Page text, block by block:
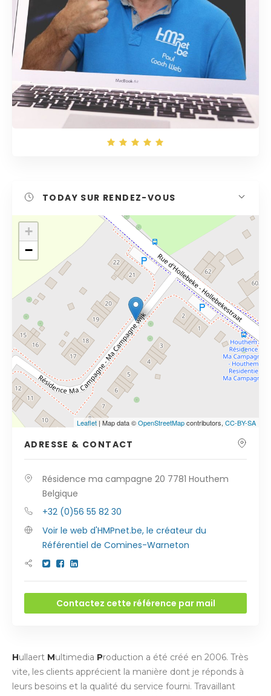
TODAY SUR RENDEZ-VOUS
Cliquez sur le bouton pour afficher la carte.
Voir la carte
+
−
Leaflet | Map data ©OpenStreetMapcontributors, CC-BY-SA
ADRESSE & CONTACT
Résidence ma campagne 20 7781 Houthem
Belgique
+32 (0)56 55 82 30
Voir le web d'HMPnet.be, le créateur du
Référentiel de Comines-Warneton
Contactez cette référence par mail
Hullaert Multimedia Production a été créé en 2006. Très
vite, les clients apprécient la manière dont je réponds à
leurs besoins et la qualité du service fourni. Travaillant